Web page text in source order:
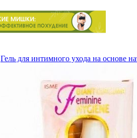
Гель для интимного ухода на основе